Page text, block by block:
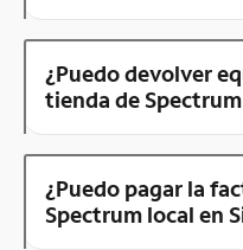
¿Puedo devolver
tienda de
¿Puedo pagar la
Spectrum local en